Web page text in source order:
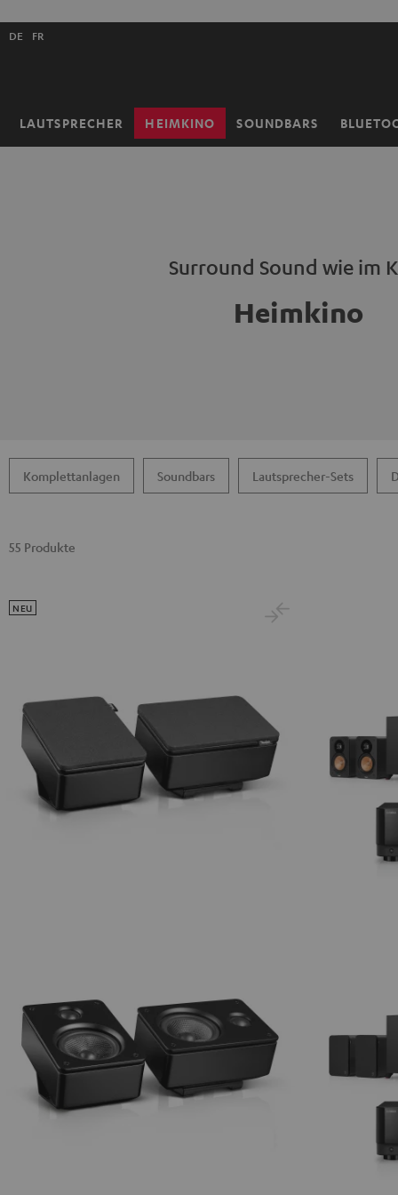
LAUTSPRECHER HEIMKINO SOUNDBARS
Shopsprache
DE FR
Startseite
Surround Sound wie im
Heimkino
Komplettanlagen Soundbars Lautsprecher-Sets
55 Produkte
NEU